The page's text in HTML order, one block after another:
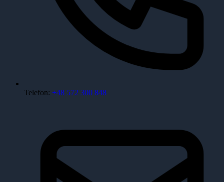
Telefon: +48 572 300 848